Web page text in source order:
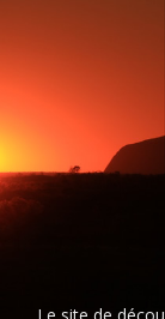
Le site de